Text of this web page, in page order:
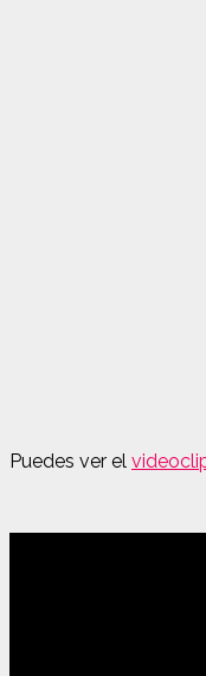
Puedes ver el